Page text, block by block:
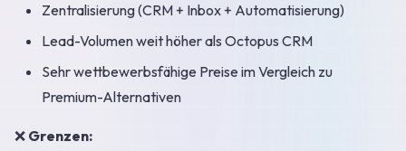
Zentralisierung (CRM + Inbox + Automatisierung)
Lead-Volumen weit höher als Octopus CRM
Sehr wettbewerbsfähige Preise im Vergleich zu
Premium-Alternativen
❌ Grenzen: